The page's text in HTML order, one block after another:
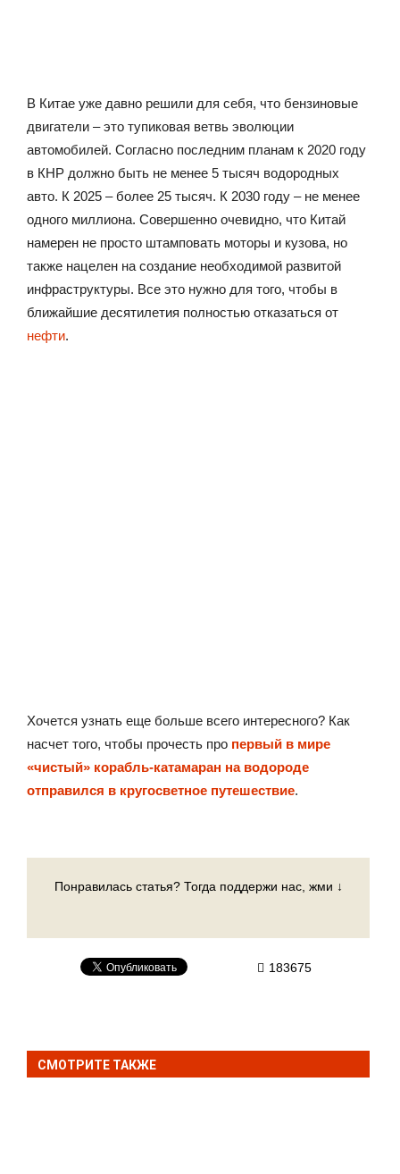
В Китае уже давно решили для себя, что бензиновые
двигатели – это тупиковая ветвь эволюции
автомобилей. Согласно последним планам к 2020 году
в КНР должно быть не менее 5 тысяч водородных
авто. К 2025 – более 25 тысяч. К 2030 году – не менее
одного миллиона. Совершенно очевидно, что Китай
намерен не просто штамповать моторы и кузова, но
также нацелен на создание необходимой развитой
инфраструктуры. Все это нужно для того, чтобы в
ближайшие десятилетия полностью отказаться от
нефти.
Хочется узнать еще больше всего интересного? Как
насчет того, чтобы прочесть про первый в мире
«чистый» корабль-катамаран на водороде
отправился в кругосветное путешествие.
Понравилась статья? Тогда поддержи нас, жми ↓
183675
СМОТРИТЕ ТАКЖЕ